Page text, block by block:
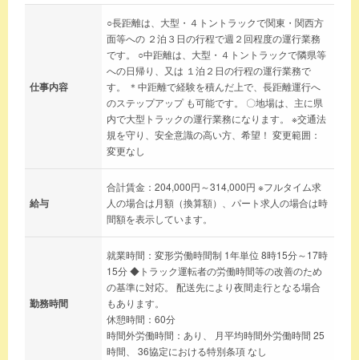
仕事内容
○長距離は、大型・４トントラックで関東・関西方
面等への ２泊３日の行程で週２回程度の運行業務
です。 ○中距離は、大型・４トントラックで隣県等
への日帰り、又は １泊２日の行程の運行業務で
す。 ＊中距離で経験を積んだ上で、長距離運行へ
のステップアップ も可能です。 〇地場は、主に県
内で大型トラックの運行業務になります。 ※交通法
規を守り、安全意識の高い方、希望！ 変更範囲：
変更なし
給与
合計賃金：204,000円～314,000円 ※フルタイム求
人の場合は月額（換算額）、パート求人の場合は時
間額を表示しています。
勤務時間
就業時間：変形労働時間制 1年単位 8時15分～17時
15分 ◆トラック運転者の労働時間等の改善のため
の基準に対応。 配送先により夜間走行となる場合
もあります。
休憩時間：60分
時間外労働時間：あり、 月平均時間外労働時間 25
時間、 36協定における特別条項 なし